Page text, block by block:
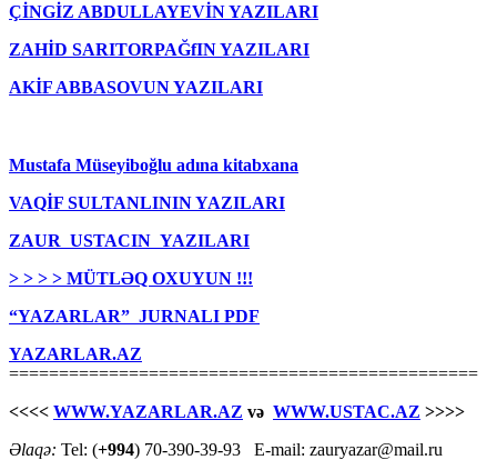
ÇİNGİZ ABDULLAYEVİN YAZILARI
ZAHİD SARITORPAĞfIN YAZILARI
AKİF ABBASOVUN YAZILARI
Mustafa Müseyiboğlu adına kitabxana
VAQİF SULTANLININ YAZILARI
ZAUR USTACIN YAZILARI
> > > > MÜTLƏQ OXUYUN !!!
“YAZARLAR” JURNALI PDF
YAZARLAR.AZ
===============================================
<<<< WWW.YAZARLAR.AZ və WWW.USTAC.AZ >>>>
Əlaqə: Tel: (+994) 70-390-39-93 E-mail: zauryazar@mail.ru